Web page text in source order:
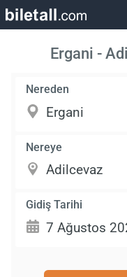
Ergani -
Nereden
Nereye
Gidiş Tarihi